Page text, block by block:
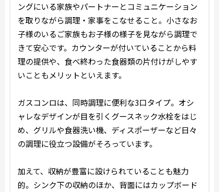
ングにいる家族やパートナーとコミュニケーション
を取りながら調理・家事をこなせること。小さなお
子様のいるご家族もお子様の様子を見ながら調理で
きて安心です。カウンターが付いていることから料
理の提供や、食べ終わった食器類の片付けがしやす
いこともメリットといえます。
ガスコンロは、同時調理に便利な3口タイプ。オシ
ャレなデザインが目を引くグースネック水栓をはじ
め、グリルや食器洗い機、ディスポーザーなど日々
の調理に役立つ設備がそろっています。
加えて、収納が豊富に設けられていることも魅力
的。シンク下の収納のほか、背面にはカップボード